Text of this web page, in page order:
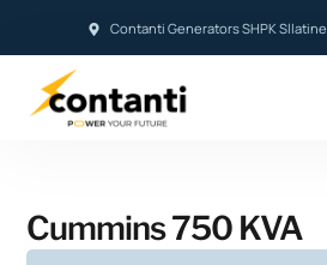
Contanti Generators SHPK Sllatine
Cummins 750 KVA